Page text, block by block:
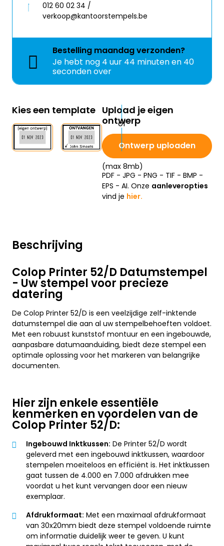
Beschrijving
Colop Printer 52/D Datumstempel
- Uw stempel voor precieze
datering
De Colop Printer 52/D is een veelzijdige zelf-inktende
datumstempel die aan al uw stempelbehoeften voldoet.
Met een robuust kunststof montuur en een ingebouwde,
aanpasbare datumaanduiding, biedt deze stempel een
optimale oplossing voor het markeren van belangrijke
documenten.
Hier zijn enkele essentiële
kenmerken en voordelen van de
Colop Printer 52/D:
Ingebouwd Inktkussen: De Printer 52/D wordt
geleverd met een ingebouwd inktkussen, waardoor
stempelen moeiteloos en efficiënt is. Het inktkussen
gaat tussen de 4.000 en 7.000 afdrukken mee
voordat u het kunt vervangen door een nieuw
exemplaar.
Afdrukformaat: Met een maximaal afdrukformaat
van 30x20mm biedt deze stempel voldoende ruimte
om informatie duidelijk weer te geven. U kunt
012 60 02 34 /
verkoop@kantoorstempels.be
Bestelling maandagverzonden?
Je hebt nog 4 uur 44 minuten en 40
seconden over
Kies een template Upload je eigen
ontwerp
Ontwerp uploaden
(max 8mb)
PDF - JPG - PNG - TIF - BMP -
EPS - AI. Onze aanleveropties
vind je hier.